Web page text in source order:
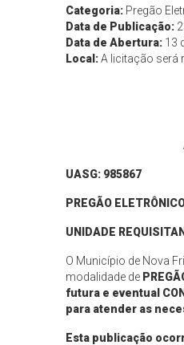
Categoria: Pregão
Data de Publicação:
Data de Abertura: 13
Local:A licitação será
UASG: 985867
PREGÃO
UNIDADE
O Município de Nova
modalidade de
futura e eventual
para atender as
Esta publicação